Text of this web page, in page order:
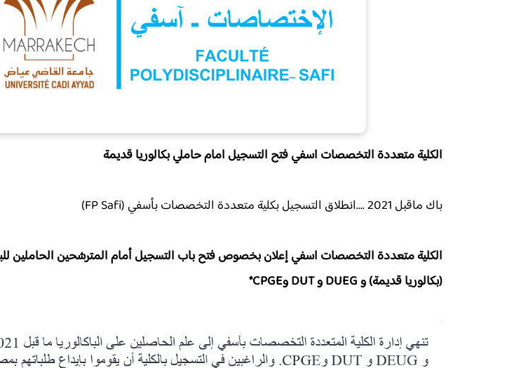
الكلية متعددة التخصصات اسفي فتح التسجيل امام حاملي بكالوريا قديمة
باك ماقبل 2021 ....انطلاق التسجيل بكلية متعددة التخصصات بأسفي (FP Safi)
(بكالوريا قديمة) و DUEG و DUT وCPGE*